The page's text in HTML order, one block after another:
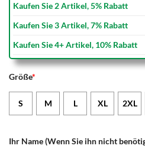
Kaufen Sie 2 Artikel, 5% Rabatt
Kaufen Sie 3 Artikel, 7% Rabatt
Kaufen Sie 4+ Artikel, 10% Rabatt
Größe*
S M L XL 2XL
Ihr Name (Wenn Sie ihn nicht